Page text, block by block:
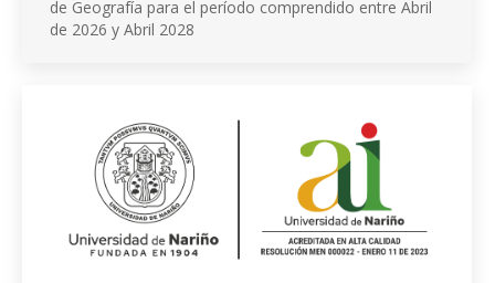
de Geografía para el período comprendido entre Abril
de 2026 y Abril 2028